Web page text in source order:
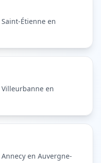
Saint-Étienne en
Villeurbanne en
Annecy en Auvergne-